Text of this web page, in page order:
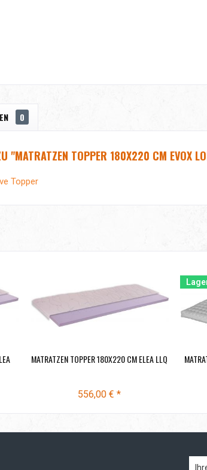
0
"MATRATZEN TOPPER 180X220 CM EVOX
Topper
MATRATZEN TOPPER 180X220 CM ELEA LLQ
556,00 € *